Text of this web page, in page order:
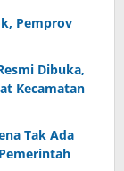
Pemprov
Dibuka,
Kecamatan
Tak Ada